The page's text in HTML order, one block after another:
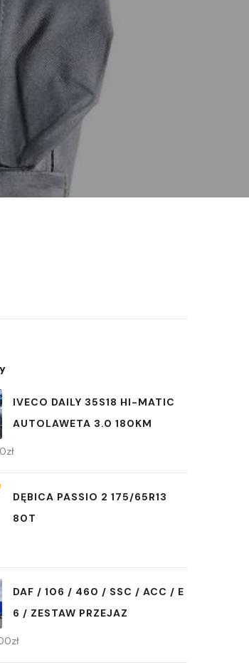
IVECO DAILY 35S18 HI-MATIC
AUTOLAWETA 3.0 180KM
zł
DĘBICA PASSIO 2 175/65R13
80T
DAF / 106 / 460 / SSC / ACC / E
6 / ZESTAW PRZEJAZ
zł